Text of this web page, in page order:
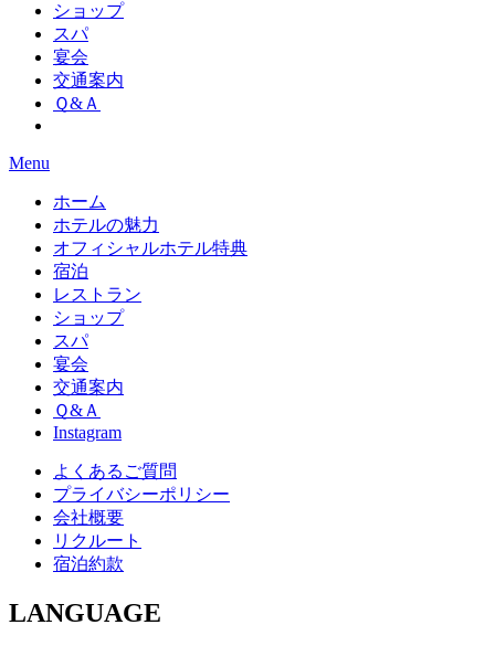
ショップ
スパ
宴会
交通案内
Ｑ&Ａ
Menu
ホーム
ホテルの魅力
オフィシャルホテル特典
宿泊
レストラン
ショップ
スパ
宴会
交通案内
Ｑ&Ａ
Instagram
よくあるご質問
プライバシーポリシー
会社概要
リクルート
宿泊約款
LANGUAGE